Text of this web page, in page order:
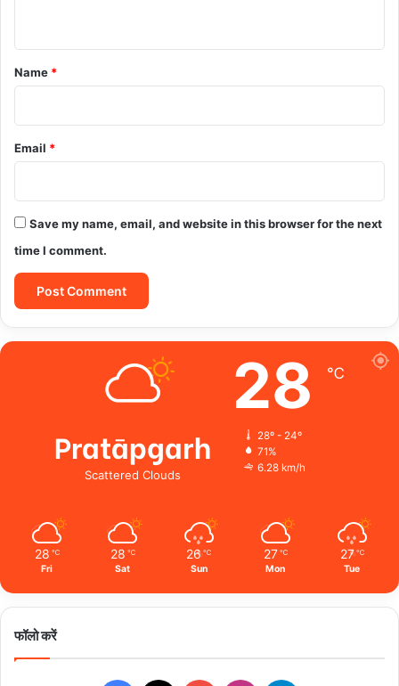
*
Name *
Email *
Save my name, email, and website in this browser for the next
time I comment.
Pratāpgarh
Scattered Clouds
28 ℃
28º - 24º
71%
6.28 km/h
28 ℃
Fri
28 ℃
Sat
26 ℃
Sun
27 ℃
Mon
27 ℃
Tue
फॉलो करें